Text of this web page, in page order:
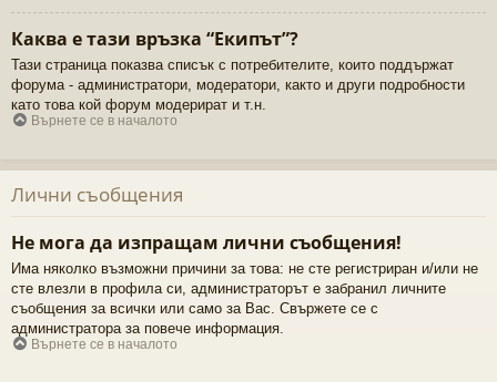
Каква е тази връзка “Екипът”?
Тази страница показва списък с потребителите, които поддържат
форума - администратори, модератори, както и други подробности
като това кой форум модерират и т.н.
Върнете се в началото
Лични съобщения
Не мога да изпращам лични съобщения!
Има няколко възможни причини за това: не сте регистриран и/или не
сте влезли в профила си, администраторът е забранил личните
съобщения за всички или само за Вас. Свържете се с
администратора за повече информация.
Върнете се в началото